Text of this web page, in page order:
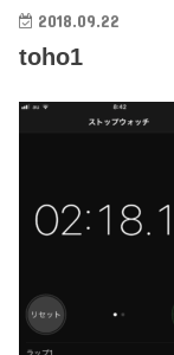
2018.09.22
toho1